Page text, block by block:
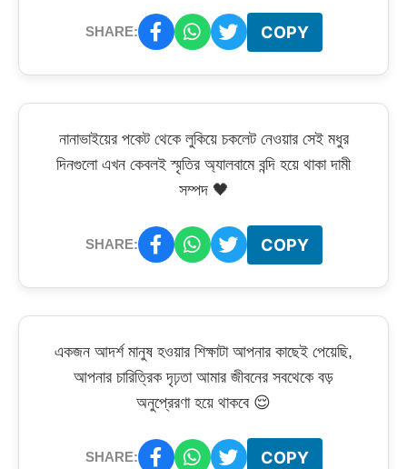
SHARE: COPY
নানাভাইয়ের পকেট থেকে লুকিয়ে চকলেট নেওয়ার সেই মধুর
দিনগুলো এখন কেবলই স্মৃতির অ্যালবামে বন্দি হয়ে থাকা দামী
সম্পদ 🖤
SHARE: COPY
একজন আদর্শ মানুষ হওয়ার শিক্ষাটা আপনার কাছেই পেয়েছি,
আপনার চারিত্রিক দৃঢ়তা আমার জীবনের সবথেকে বড়
অনুপ্রেরণা হয়ে থাকবে 😌
SHARE: COPY